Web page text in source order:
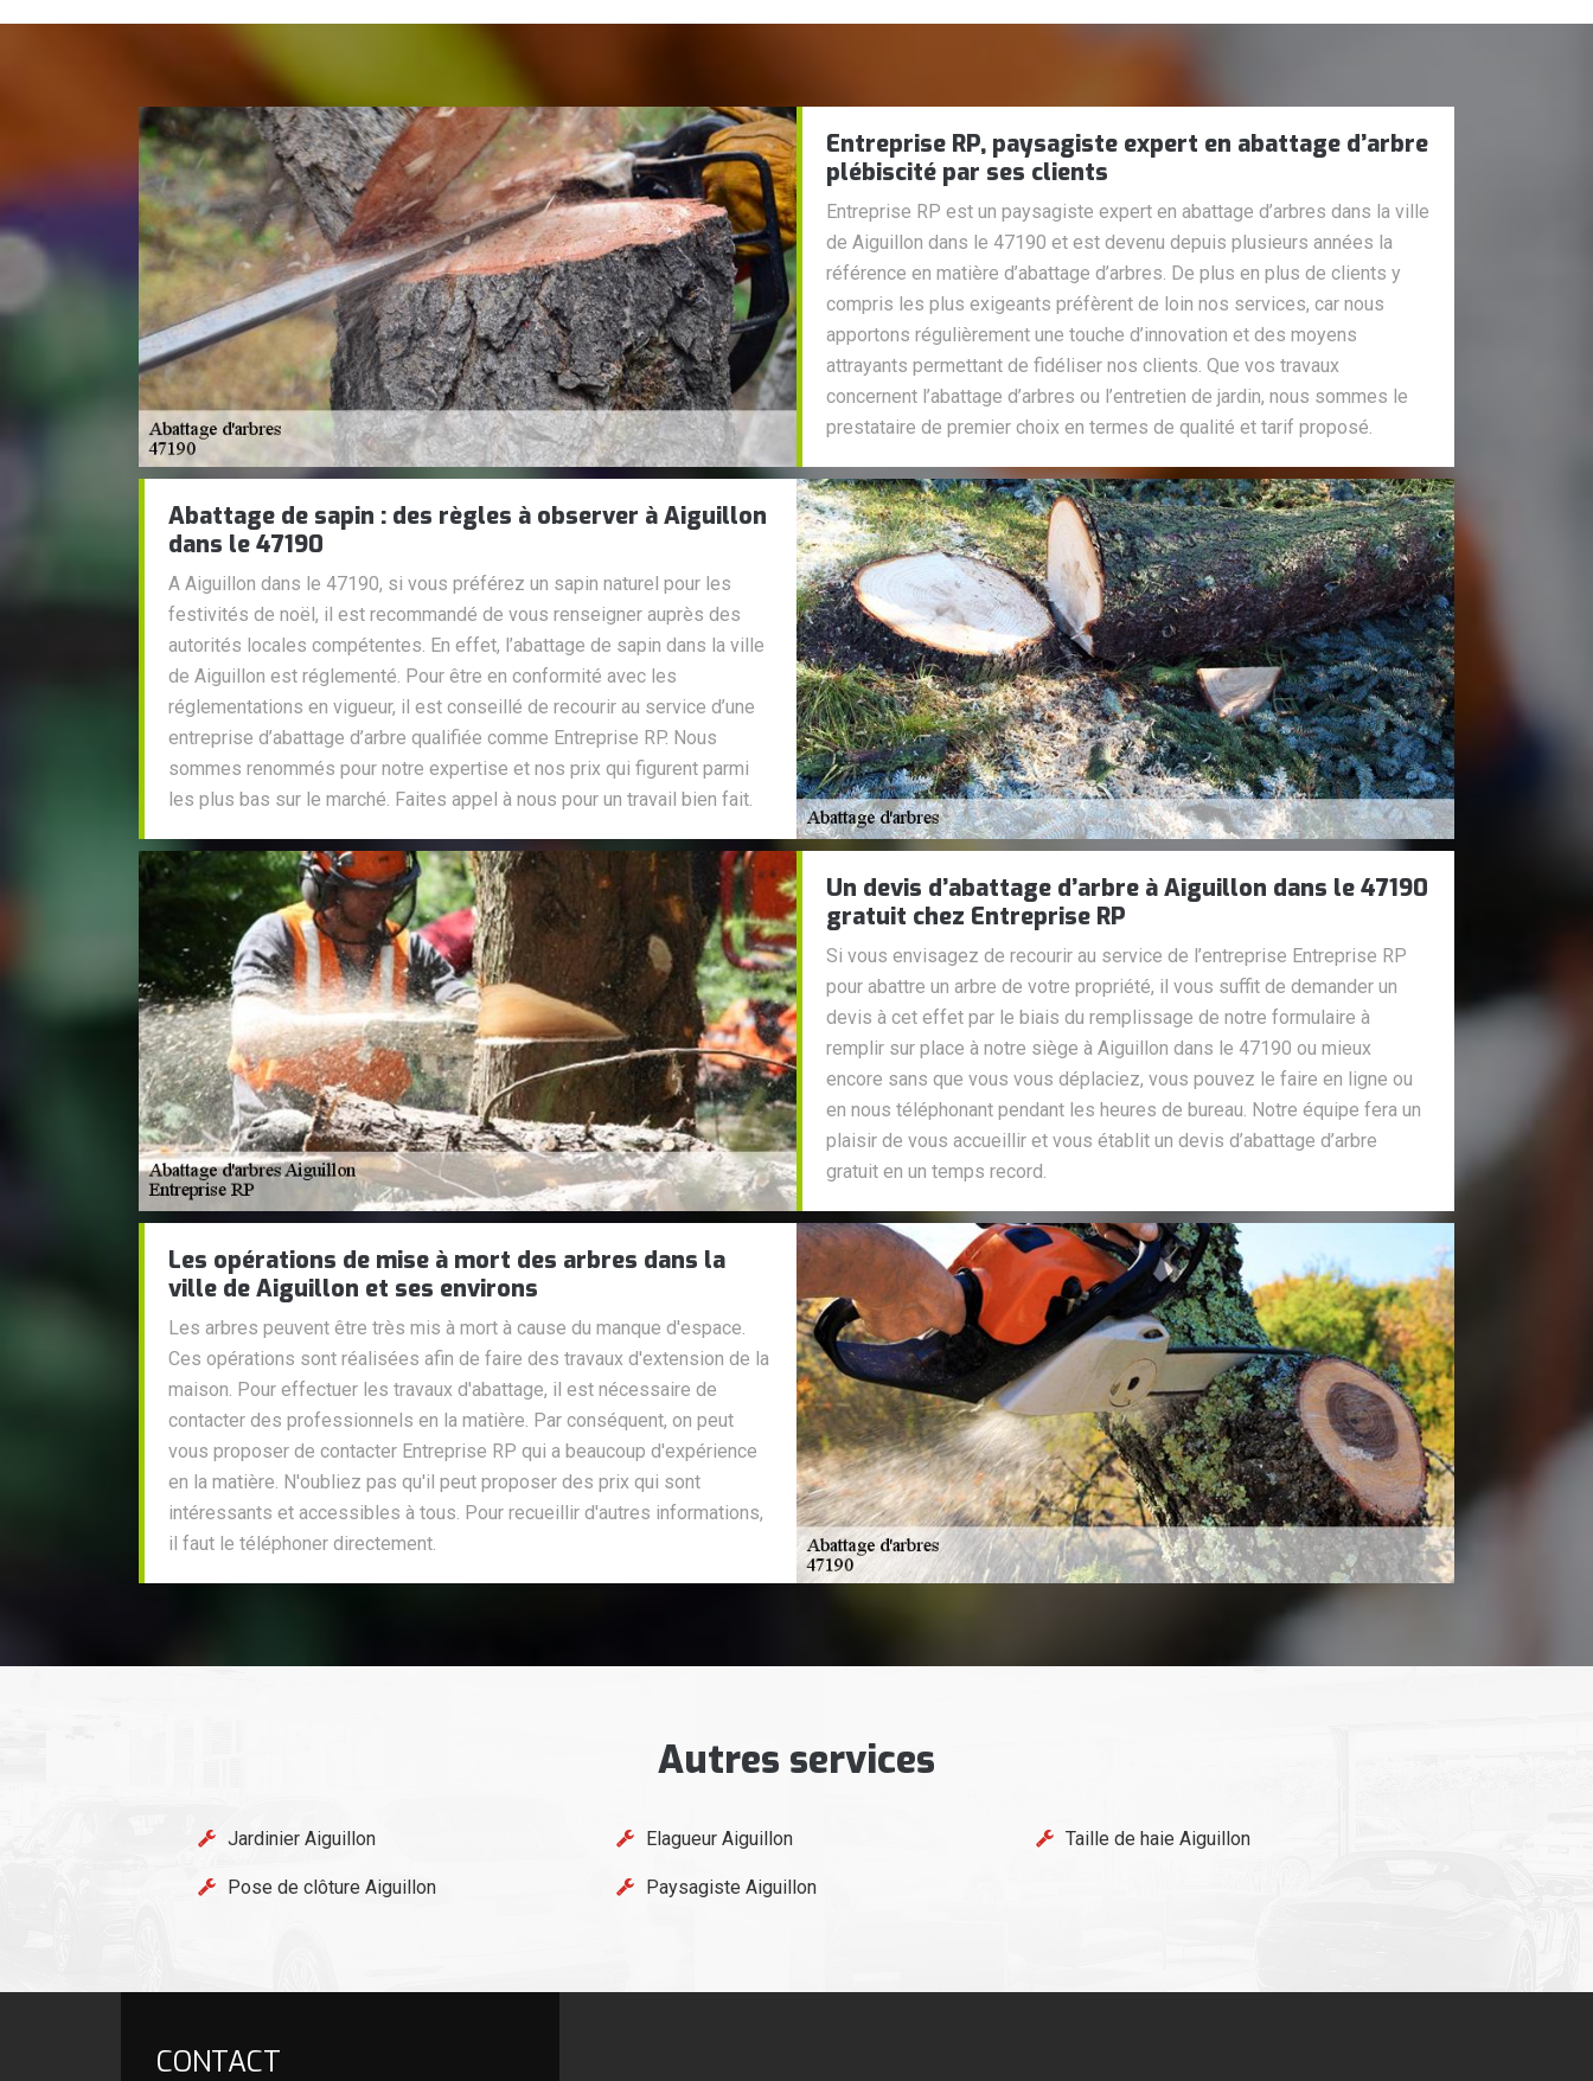
Entreprise RP, paysagiste expert en abattage d’arbre
plébiscité par ses clients
Entreprise RP est un paysagiste expert en abattage d’arbres dans la ville
de Aiguillon dans le 47190 et est devenu depuis plusieurs années la
référence en matière d’abattage d’arbres. De plus en plus de clients y
compris les plus exigeants préfèrent de loin nos services, car nous
apportons régulièrement une touche d’innovation et des moyens
attrayants permettant de fidéliser nos clients. Que vos travaux
concernent l’abattage d’arbres ou l’entretien de jardin, nous sommes le
prestataire de premier choix en termes de qualité et tarif proposé.
Abattage de sapin : des règles à observer à Aiguillon
dans le 47190
A Aiguillon dans le 47190, si vous préférez un sapin naturel pour les
festivités de noël, il est recommandé de vous renseigner auprès des
autorités locales compétentes. En effet, l’abattage de sapin dans la ville
de Aiguillon est réglementé. Pour être en conformité avec les
réglementations en vigueur, il est conseillé de recourir au service d’une
entreprise d’abattage d’arbre qualifiée comme Entreprise RP. Nous
sommes renommés pour notre expertise et nos prix qui figurent parmi
les plus bas sur le marché. Faites appel à nous pour un travail bien fait.
Un devis d’abattage d’arbre à Aiguillon dans le 47190
gratuit chez Entreprise RP
Si vous envisagez de recourir au service de l’entreprise Entreprise RP
pour abattre un arbre de votre propriété, il vous suffit de demander un
devis à cet effet par le biais du remplissage de notre formulaire à
remplir sur place à notre siège à Aiguillon dans le 47190 ou mieux
encore sans que vous vous déplaciez, vous pouvez le faire en ligne ou
en nous téléphonant pendant les heures de bureau. Notre équipe fera un
plaisir de vous accueillir et vous établit un devis d’abattage d’arbre
gratuit en un temps record.
Les opérations de mise à mort des arbres dans la
ville de Aiguillon et ses environs
Les arbres peuvent être très mis à mort à cause du manque d'espace.
Ces opérations sont réalisées afin de faire des travaux d'extension de la
maison. Pour effectuer les travaux d'abattage, il est nécessaire de
contacter des professionnels en la matière. Par conséquent, on peut
vous proposer de contacter Entreprise RP qui a beaucoup d'expérience
en la matière. N'oubliez pas qu'il peut proposer des prix qui sont
intéressants et accessibles à tous. Pour recueillir d'autres informations,
il faut le téléphoner directement.
Autres services
Jardinier Aiguillon Elagueur Aiguillon Taille de haie Aiguillon
Pose de clôture Aiguillon Paysagiste Aiguillon
CONTACT